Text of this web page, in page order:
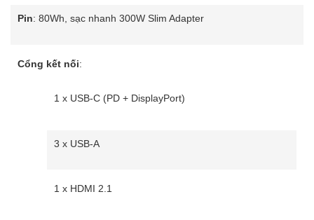
Pin: 80Wh, sạc nhanh 300W Slim Adapter
Cổng kết nối:
1 x USB-C (PD + DisplayPort)
3 x USB-A
1 x HDMI 2.1